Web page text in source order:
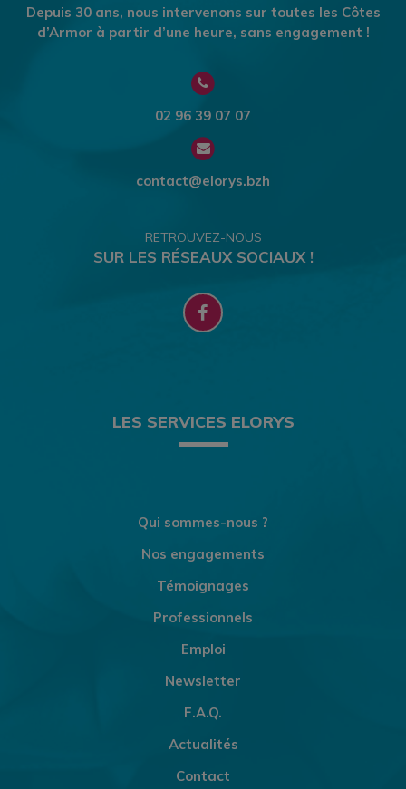
Depuis 30 ans, nous intervenons sur toutes les Côtes
d’Armor à partir d’une heure, sans engagement !
02 96 39 07 07
contact@elorys.bzh
RETROUVEZ-NOUS
SUR LES RÉSEAUX SOCIAUX !
LES SERVICES ELORYS
Qui sommes-nous ?
Nos engagements
Témoignages
Professionnels
Emploi
Newsletter
F.A.Q.
Actualités
Contact